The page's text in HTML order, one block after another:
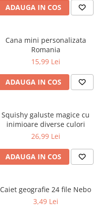
ADAUGA IN COS
Cana mini personalizata
Romania
15,99 Lei
ADAUGA IN COS
Squishy galuste magice cu
inimioare diverse culori
26,99 Lei
ADAUGA IN COS
Caiet geografie 24 file Nebo
3,49 Lei